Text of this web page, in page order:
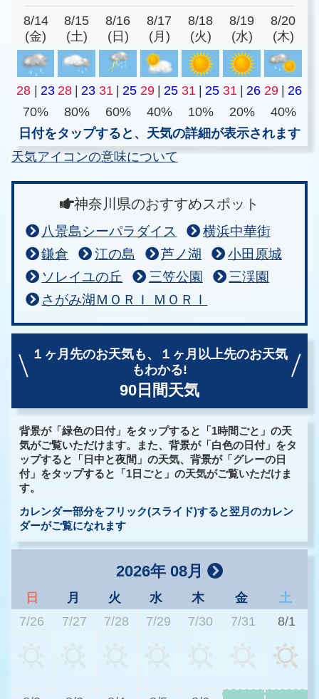
8/14
(金)
8/15
(土)
8/16
(日)
8/17
(月)
8/18
(火)
8/19
(水)
8/20
(木)
28 | 23 28 | 23 31 | 25 29 | 25 31 | 25 31 | 26 29 | 26
70%
80% 60% 40% 10% 20%
40%
日付をタップすると、天気の詳細が表示されます
天気アイコンの意味について
神奈川県のおすすめスポット
八景島シーパラダイス
横浜中華街
鎌倉
江の島 芦ノ湖
小田原城
ソレイユの丘
三笠公園
三渓園
さがみ湖ＭＯＲＩ ＭＯＲＩ
１ヶ月先のお天気も、
１ヶ月以上先のお天気
もわかる!
90日間天気
背景が「緑色の日付」をタップすると「1時間ごと」の天
気がご覧いただけます。また、背景が「白色の日付」をタ
ップすると「日中と夜間」の天気、背景が「グレーの日
付」をタップすると「1日ごと」の天気がご覧いただけま
す。
カレンダー部分をフリック(スライド)すると翌月のカレン
ダーがご覧になれます
2026年 08月
日 月 火 水 木 金
土
7/26
7/27 7/28 7/29 7/30 7/31 8/1